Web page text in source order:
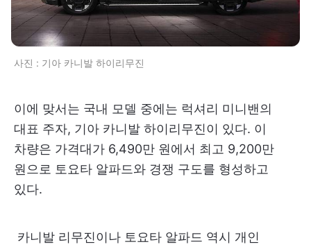
사진 : 기아 카니발 하이리무진
이에 맞서는 국내 모델 중에는 럭셔리 미니밴의
대표 주자, 기아 카니발 하이리무진이 있다. 이
차량은 가격대가 6,490만 원에서 최고 9,200만
원으로 토요타 알파드와 경쟁 구도를 형성하고
있다.
카니발 리무진이나 토요타 알파드 역시 개인